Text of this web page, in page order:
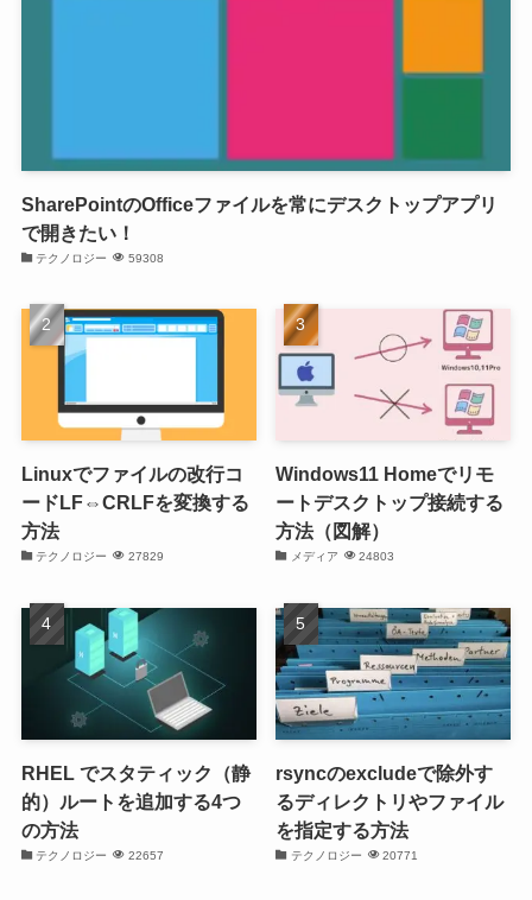
SharePointのOfficeファイルを常にデスクトップアプリ
で開きたい！
テクノロジー 59308
Linuxでファイルの改行コ
ードLF⇔CRLFを変換する
方法
テクノロジー 27829
Windows11 Homeでリモ
ートデスクトップ接続する
方法（図解）
メディア 24803
RHEL でスタティック（静
的）ルートを追加する4つ
の方法
テクノロジー 22657
rsyncのexcludeで除外す
るディレクトリやファイル
を指定する方法
テクノロジー 20771